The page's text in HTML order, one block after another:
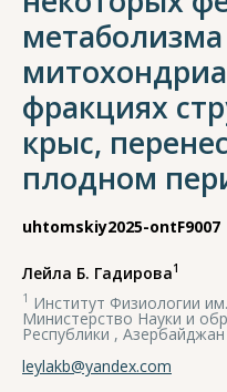
фракциях
крыс,
плодном
uhtomskiy2025-ontF9007
Лейла Б. Гадирова1
1 Институт Физиологии
Министерство Науки и
Республики , Азербайджан
leylakb@yandex.com